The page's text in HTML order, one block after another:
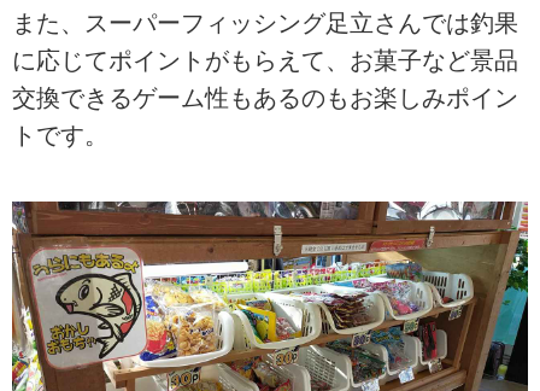
また、スーパーフィッシング足立さんでは釣果
に応じてポイントがもらえて、お菓子など景品
交換できるゲーム性もあるのもお楽しみポイン
トです。